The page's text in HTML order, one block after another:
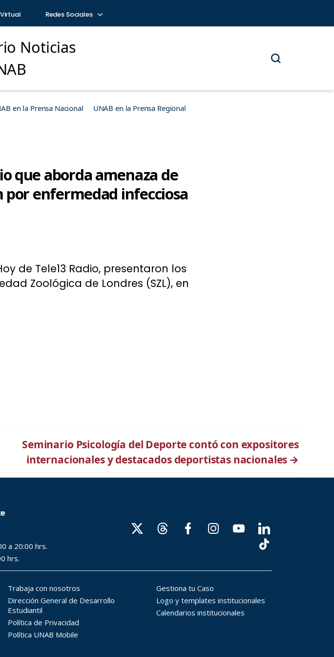
Virtual Redes Sociales
Noticias
en la Prensa Nacional UNAB en la Prensa Regional
que aborda amenaza de
enfermedad infecciosa
de Tele13 Radio, presentaron los
Zoológica de Londres (SZL), en
Seminario Psicología del Deporte contó con expositores
internacionales y destacados deportistas nacionales →